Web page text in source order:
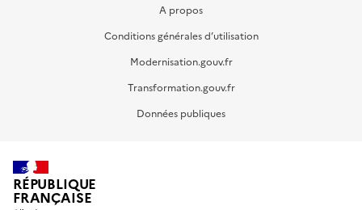
A propos
Conditions générales d’utilisation
Modernisation.gouv.fr
Transformation.gouv.fr
Données publiques
RÉPUBLIQUE
FRANÇAISE